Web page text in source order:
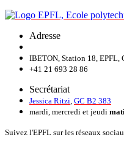
Adresse
IBETON, Station 18, EPFL,
+41 21 693 28 86
Secrétariat
Jessica Ritzi GC B2 383
mardi, mercredi et jeudi
Suivez l'EPFL sur les réseaux